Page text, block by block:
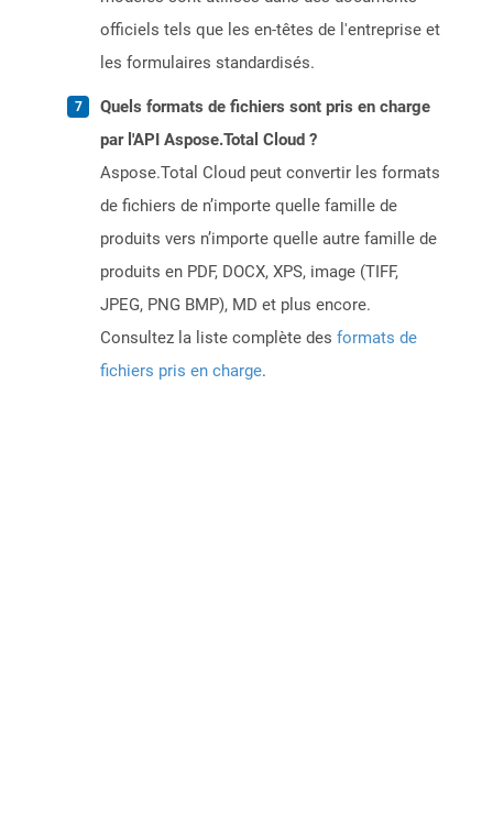
officiels tels que les en-têtes de l'entreprise et
les formulaires standardisés.
Quels formats de fichiers sont pris en charge
par l'API Aspose.Total Cloud ?
Aspose.Total Cloud peut convertir les formats
de fichiers de n’importe quelle famille de
produits vers n’importe quelle autre famille de
produits en PDF, DOCX, XPS, image (TIFF,
JPEG, PNG BMP), MD et plus encore.
Consultez la liste complète des formats de
fichiers pris en charge.